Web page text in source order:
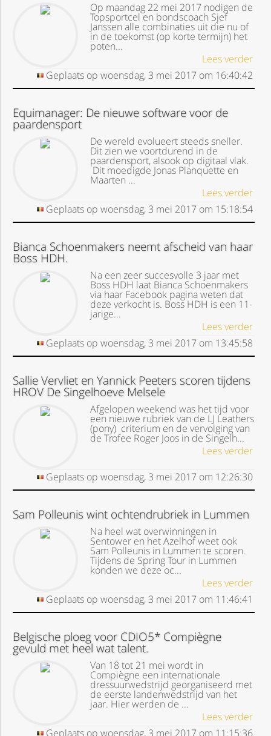
Op maandag 22 mei 2017 nodigen de
Topsportcel en bondscoach Sjef
Janssen alle combinaties uit die nu of
in de toekomst (op korte termijn) het
poten...
Lees verder
Geplaats op woensdag, 3 mei 2017 om 16:40:42
Equimanager: De nieuwe software voor de
paardensport
De wereld evolueert steeds sneller.
Dit zien we voortdurend in de
paardensport, alsook op digitaal vlak.
Dit moedigde Jonas Planquette en
Maarten ...
Lees verder
Geplaats op woensdag, 3 mei 2017 om 15:18:54
Bianca Schoenmakers neemt afscheid van haar
Boss HDH.
Na een zeer succesvolle 3 jaar met
Boss HDH laat Bianca Schoenmakers
via haar Facebook pagina weten dat
deze verkocht is. Boss HDH is een 11-
jarige...
Lees verder
Geplaats op woensdag, 3 mei 2017 om 13:45:58
Sallie Vervliet en Yannick Peeters scoren tijdens
HROV De Singelhoeve Melsele
Afgelopen weekend was het tijd voor
een nieuwe rubriek van de LJ Leathers
(pony) criterium en de vervolging van
de Trofee Roger Joos in de Singelh...
Lees verder
Geplaats op woensdag, 3 mei 2017 om 12:26:30
Sam Polleunis wint ochtendrubriek in Lummen
Na heel wat overwinningen in
Sentower en het Azelhof weet ook
Sam Polleunis in Lummen te scoren.
Tijdens de Spring Tour in Lummen
konden we deze oc...
Lees verder
Geplaats op woensdag, 3 mei 2017 om 11:46:41
Belgische ploeg voor CDIO5* Compiègne
gevuld met heel wat talent.
Van 18 tot 21 mei wordt in
Compiègne een internationale
dressuurwedstrijd georganiseerd met
de eerste landenwedstrijd van het
jaar. Hier werden de ...
Lees verder
Geplaats op woensdag, 3 mei 2017 om 11:15:36